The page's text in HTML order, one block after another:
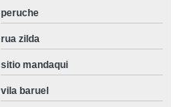
peruche
rua zilda
sitio mandaqui
vila baruel